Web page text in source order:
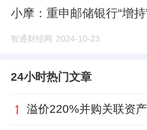
小摩：重申邮储银行“增
智通财经网 2024-10-23
24小时热门文章